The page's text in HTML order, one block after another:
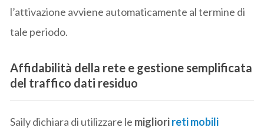
l’attivazione avviene automaticamente al termine di
tale periodo.
Affidabilità della rete e gestione semplificata
del traffico dati residuo
Saily dichiara di utilizzare le migliorireti mobili